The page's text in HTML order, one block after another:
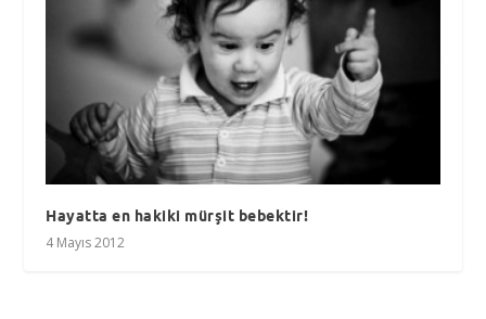
Hayatta en hakiki mürşit bebektir!
4 Mayıs 2012